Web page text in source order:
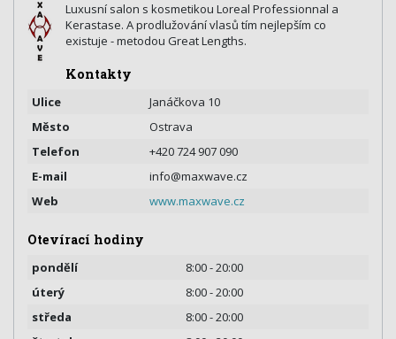
Luxusní salon s kosmetikou Loreal Professionnal a
Kerastase. A prodlužování vlasů tím nejlepším co
existuje - metodou Great Lengths.
Kontakty
Ulice
Janáčkova 10
Město
Ostrava
Telefon
+420 724 907 090
E-mail
info@maxwave.cz
Web
www.maxwave.cz
Otevírací hodiny
pondělí
8:00 - 20:00
úterý
8:00 - 20:00
středa
8:00 - 20:00